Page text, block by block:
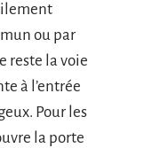
ou par
reste la voie
à l’entrée
Pour les
la porte